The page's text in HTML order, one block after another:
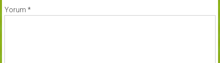
Yorum *